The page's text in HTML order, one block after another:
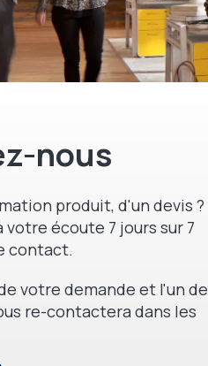
nous
produit, d'un devis ?
votre écoute 7 jours sur 7
contact.
votre demande et l'un de
re-contactera dans les